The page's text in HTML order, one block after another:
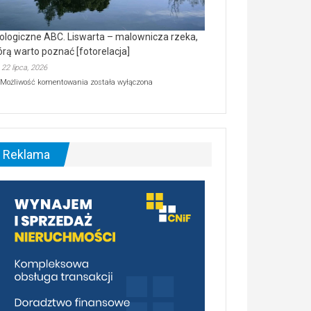
ABC. Liswarta – malownicza rzeka,
warto poznać [fotorelacja]
22 lipca, 2026
Możliwość komentowania Ekologiczne
–
malownicza
[fotorelacja]
została wyłączona
Reklama